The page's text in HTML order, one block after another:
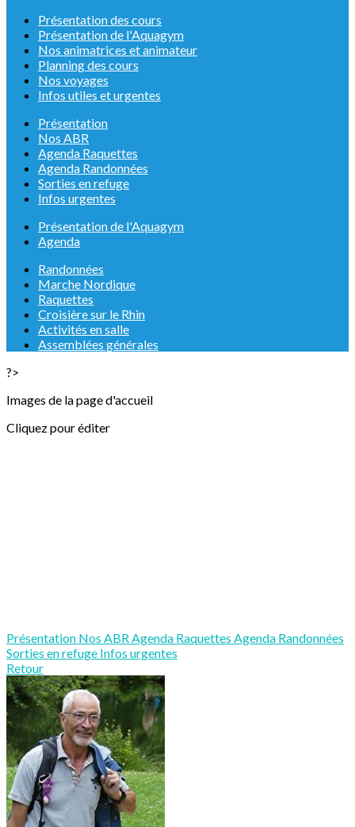
Présentation des cours
Présentation de l'Aquagym
Nos animatrices et animateur
Planning des cours
Nos voyages
Infos utiles et urgentes
Présentation
Nos ABR
Agenda Raquettes
Agenda Randonnées
Sorties en refuge
Infos urgentes
Présentation de l'Aquagym
Agenda
Randonnées
Marche Nordique
Raquettes
Croisière sur le Rhin
Activités en salle
Assemblées générales
?>
Images de la page d'accueil
Cliquez pour éditer
Présentation Nos ABRAgenda Raquettes Agenda Randonnées
Sorties en refuge Infos urgentes
Retour